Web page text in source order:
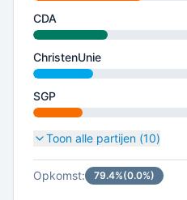
CDA
ChristenUnie
SGP
Toon alle partijen (10)
Opkomst: 79.4%(0.0%)